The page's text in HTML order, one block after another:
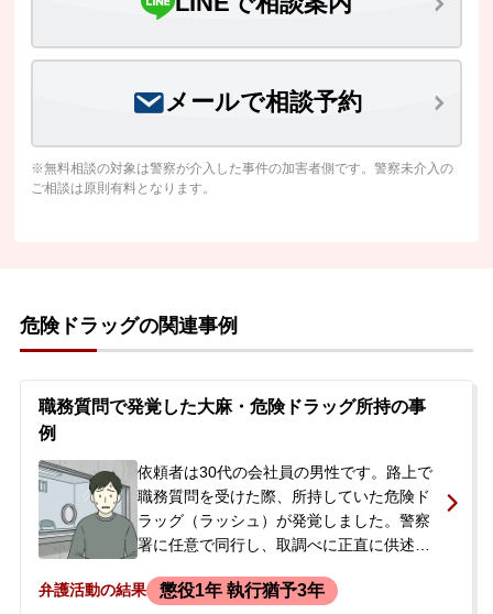
メールで相談予約
※無料相談の対象は警察が介入した事件の加害者側です。警察未介入の
ご相談は原則有料となります。
危険ドラッグの関連事例
職務質問で発覚した大麻・危険ドラッグ所持の事
例
依頼者は30代の会社員の男性です。路上で
職務質問を受けた際、所持していた危険ド
ラッグ（ラッシュ）が発覚しました。警察
署に任意で同行し、取調べに正直に供述。
多数の危険ドラッグを任意提出しました。
弁護活動の結果 懲役1年 執行猶予3年